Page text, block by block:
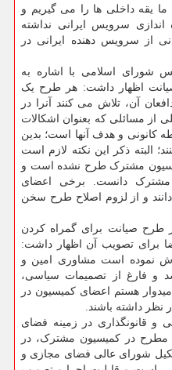
یقه داخلی ها را می گیریم و
سرویس ایرانی نداشته
از سرویس دهنده ایرانی در
شورای اسلامی با اشاره به
اظهار داشت: هر طرح یک
آن، تلاش می کنند آنرا در
از مسائلی که بعنوان اشکالات
کانونی و هدف آنها است؛ بدین
البته ذکر این نکته لازم است
مشترک طرح نشده است و
مشترک دانست. برخی اعضای
و از لزوم اصلاح طرح سخن
طرح صیانت برای گمراه کردن
برای تصویب آن اظهار داشت:
نموده است مشاوری امین و
و فارغ از تصمیمات سیاسی،
هستم اعضای کمیسیون در
نظر داشته باشند.
و قانونگذاری در زمینه فضای
در کمیسیون مشترک، در
شورای عالی فضای مجازی و